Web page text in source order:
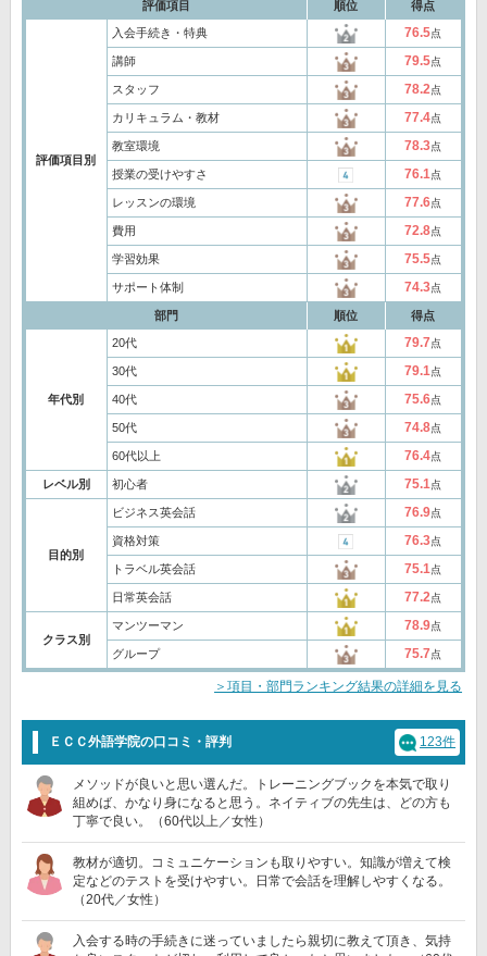
評価項目 順位 得点
評価項目別
入会手続き・特典 76.5点
講師 79.5点
スタッフ 78.2点
カリキュラム・教材 77.4点
教室環境 78.3点
授業の受けやすさ 76.1点
レッスンの環境 77.6点
費用 72.8点
学習効果 75.5点
サポート体制 74.3点
部門 順位 得点
年代別
20代 79.7点
30代 79.1点
40代 75.6点
50代 74.8点
60代以上 76.4点
レベル別 初心者 75.1点
目的別
ビジネス英会話 76.9点
資格対策 76.3点
トラベル英会話 75.1点
日常英会話 77.2点
クラス別
マンツーマン 78.9点
グループ 75.7点
＞項目・部門ランキング結果の詳細を見る
ＥＣＣ外語学院の口コミ・評判 123件
メソッドが良いと思い選んだ。トレーニングブックを本気で取り
組めば、かなり身になると思う。ネイティブの先生は、どの方も
丁寧で良い。（60代以上／女性）
教材が適切。コミュニケーションも取りやすい。知識が増えて検
定などのテストを受けやすい。日常で会話を理解しやすくなる。
（20代／女性）
入会する時の手続きに迷っていましたら親切に教えて頂き、気持